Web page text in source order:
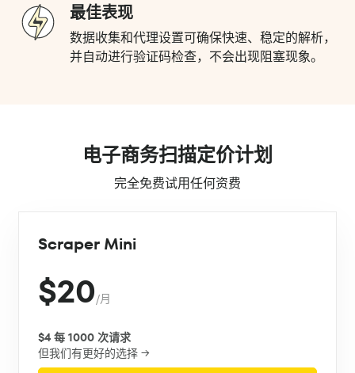
最佳表现
数据收集和代理设置可确保快速、稳定的解析，
并自动进行验证码检查，不会出现阻塞现象。
电子商务扫描定价计划
完全免费试用任何资费
Scraper Mini
$20/月
$4 每 1000 次请求
但我们有更好的选择 →